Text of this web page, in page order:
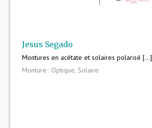
Jesus Segado
Montures en acétate et solaires polarisé [...]
Monture : Optique, Solaire